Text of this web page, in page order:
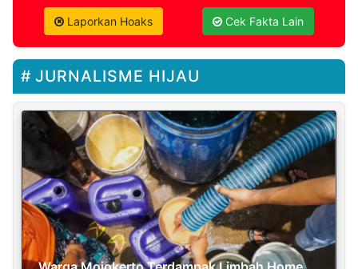
Laporkan Hoaks Cek Fakta Lain
JURNALISME HIJAU